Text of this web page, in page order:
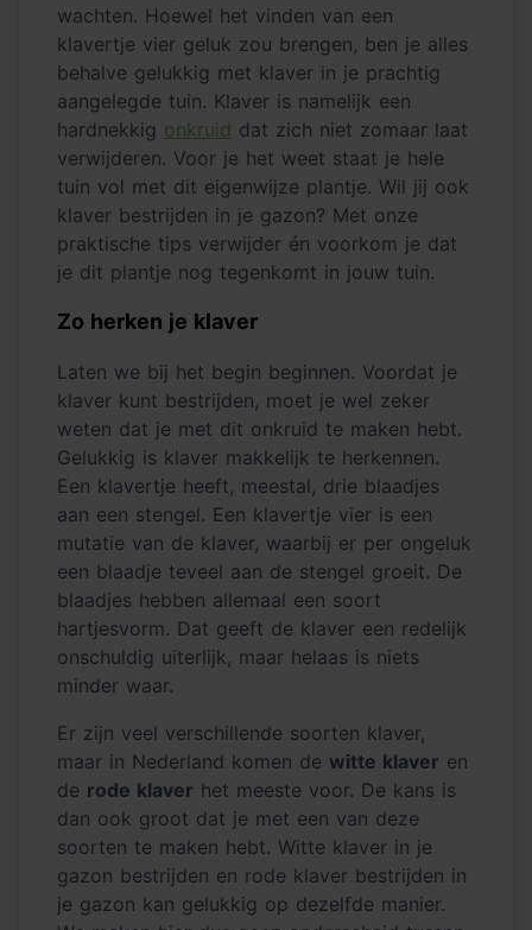
wachten. Hoewel het vinden van een
klavertje vier geluk zou brengen, ben je alles
behalve gelukkig met klaver in je prachtig
aangelegde tuin. Klaver is namelijk een
hardnekkig onkruid dat zich niet zomaar laat
verwijderen. Voor je het weet staat je hele
tuin vol met dit eigenwijze plantje. Wil jij ook
klaver bestrijden in je gazon? Met onze
praktische tips verwijder én voorkom je dat
je dit plantje nog tegenkomt in jouw tuin.
Zo herken je klaver
Laten we bij het begin beginnen. Voordat je
klaver kunt bestrijden, moet je wel zeker
weten dat je met dit onkruid te maken hebt.
Gelukkig is klaver makkelijk te herkennen.
Een klavertje heeft, meestal, drie blaadjes
aan een stengel. Een klavertje vier is een
mutatie van de klaver, waarbij er per ongeluk
een blaadje teveel aan de stengel groeit. De
blaadjes hebben allemaal een soort
hartjesvorm. Dat geeft de klaver een redelijk
onschuldig uiterlijk, maar helaas is niets
minder waar.
Er zijn veel verschillende soorten klaver,
maar in Nederland komen de witte klaver en
de rode klaver het meeste voor. De kans is
dan ook groot dat je met een van deze
soorten te maken hebt. Witte klaver in je
gazon bestrijden en rode klaver bestrijden in
je gazon kan gelukkig op dezelfde manier.